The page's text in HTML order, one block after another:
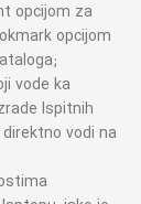
opcijom za
opcijom
vode ka
Ispitnih
vodi na